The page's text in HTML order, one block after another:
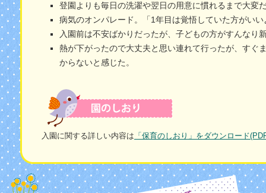
登園よりも毎日の洗濯や翌日の用意に慣れるまで大変
病気のオンパレード。「1年目は覚悟していた方がい
入園前は不安ばかりだったが、子どもの方がすんなり
熱が下がったので大丈夫と思い連れて行ったが、すぐ
からないと感じた。
入園に関する詳しい内容は 「保育のしおり」をダウンロード